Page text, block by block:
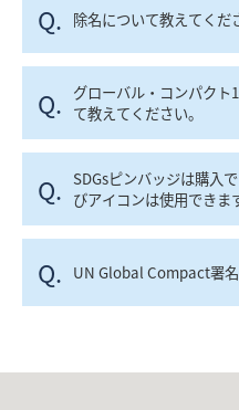
Q. 除名について教えてくだ
Q.
グローバル・コンパクト
て教えてください。
Q. SDGsピンバッジは購入
びアイコンは使用できま
Q. UN Global Compact署